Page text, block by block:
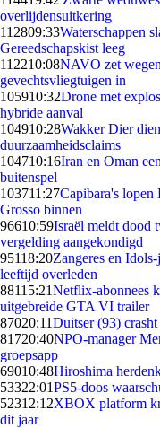
overlijdensuitkering
112809:33Waterschappen
Gereedschapskist leeg
112210:08NAVO zet
gevechtsvliegtuigen in
105910:32Drone met
hybride aanval
104910:28Wakker Dier
duurzaamheidsclaims
104710:16Iran en Oman
buitenspel
103711:27Capibara's lopen
Grosso binnen
96610:59Israël meldt dood
vergelding aangekondigd
95118:20Zangeres en
leeftijd overleden
88115:21Netflix-abonnees
uitgebreide GTA VI trailer
87020:11Duitser (93)
81720:40NPO-manager
groepsapp
69010:48Hiroshima
53322:01PS5-doos
52312:12XBOX platform
dit jaar